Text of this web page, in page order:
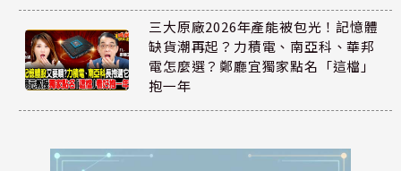
三大原廠2026年產能被包光！記憶體
缺貨潮再起？力積電、南亞科、華邦
電怎麼選？鄭廳宜獨家點名「這檔」
抱一年